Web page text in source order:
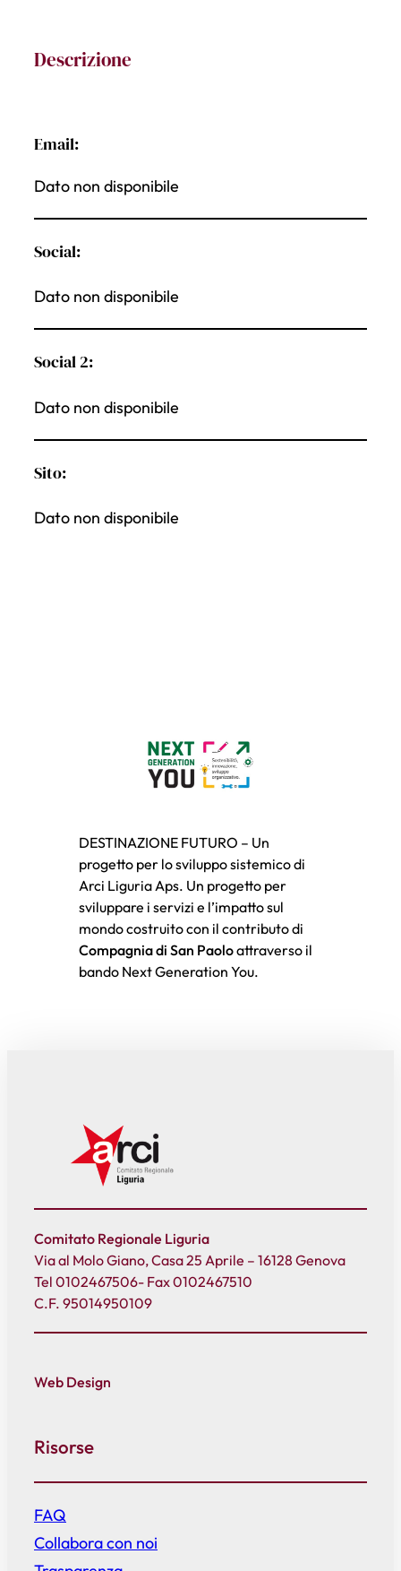
Descrizione
Email:
Dato non disponibile
Social:
Dato non disponibile
Social 2:
Dato non disponibile
Sito:
Dato non disponibile
DESTINAZIONE FUTURO – Un
progetto per lo sviluppo sistemico di
Arci Liguria Aps. Un progetto per
sviluppare i servizi e l’impatto sul
mondo costruito con il contributo di
Compagnia di San Paoloattraverso il
bando Next Generation You.
Comitato Regionale Liguria
Via al Molo Giano, Casa 25 Aprile – 16128 Genova
Tel 0102467506- Fax 0102467510
C.F. 95014950109
Web Design
Risorse
FAQ
Collabora con noi